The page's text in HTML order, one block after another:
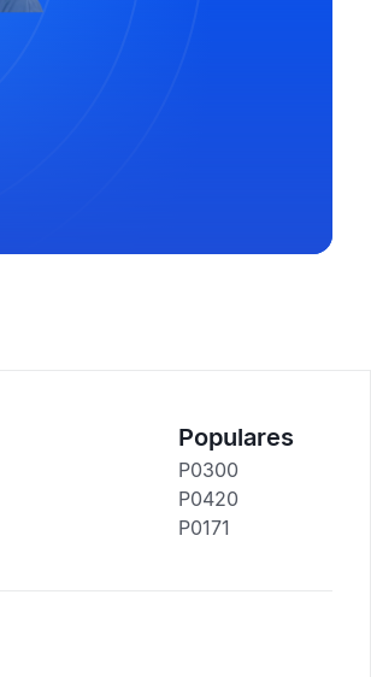
Populares
P0300
P0420
P0171